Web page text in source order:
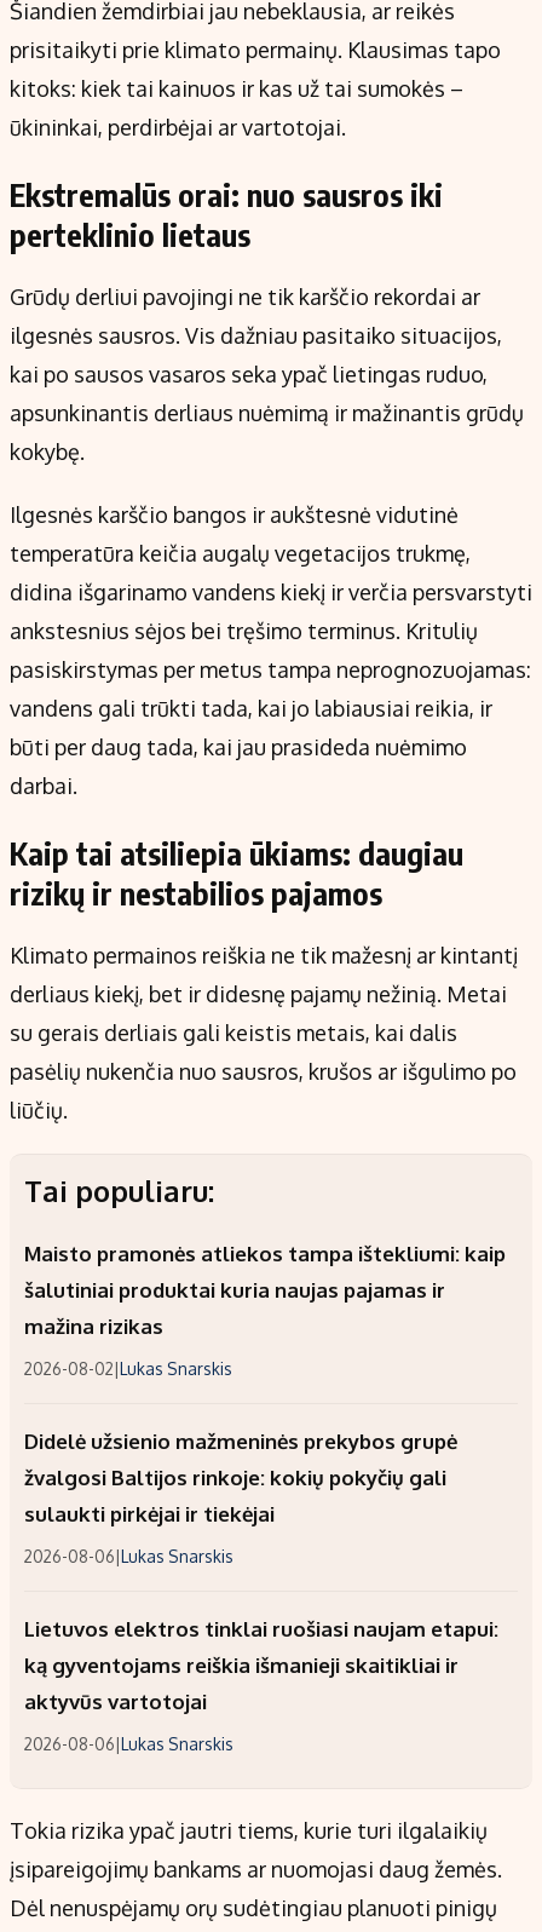
Šiandien žemdirbiai jau nebeklausia, ar reikės
prisitaikyti prie klimato permainų. Klausimas tapo
kitoks: kiek tai kainuos ir kas už tai sumokės –
ūkininkai, perdirbėjai ar vartotojai.
Ekstremalūs orai: nuo sausros iki
perteklinio lietaus
Grūdų derliui pavojingi ne tik karščio rekordai ar
ilgesnės sausros. Vis dažniau pasitaiko situacijos,
kai po sausos vasaros seka ypač lietingas ruduo,
apsunkinantis derliaus nuėmimą ir mažinantis grūdų
kokybę.
Ilgesnės karščio bangos ir aukštesnė vidutinė
temperatūra keičia augalų vegetacijos trukmę,
didina išgarinamo vandens kiekį ir verčia persvarstyti
ankstesnius sėjos bei tręšimo terminus. Kritulių
pasiskirstymas per metus tampa neprognozuojamas:
vandens gali trūkti tada, kai jo labiausiai reikia, ir
būti per daug tada, kai jau prasideda nuėmimo
darbai.
Kaip tai atsiliepia ūkiams: daugiau
rizikų ir nestabilios pajamos
Klimato permainos reiškia ne tik mažesnį ar kintantį
derliaus kiekį, bet ir didesnę pajamų nežinią. Metai
su gerais derliais gali keistis metais, kai dalis
pasėlių nukenčia nuo sausros, krušos ar išgulimo po
liūčių.
Tai populiaru:
Maisto pramonės atliekos tampa ištekliumi: kaip
šalutiniai produktai kuria naujas pajamas ir
mažina rizikas
2026-08-02 Lukas Snarskis
Didelė užsienio mažmeninės prekybos grupė
žvalgosi Baltijos rinkoje: kokių pokyčių gali
sulaukti pirkėjai ir tiekėjai
2026-08-06 Lukas Snarskis
Lietuvos elektros tinklai ruošiasi naujam etapui:
ką gyventojams reiškia išmanieji skaitikliai ir
aktyvūs vartotojai
2026-08-06 Lukas Snarskis
Tokia rizika ypač jautri tiems, kurie turi ilgalaikių
įsipareigojimų bankams ar nuomojasi daug žemės.
Dėl nenuspėjamų orų sudėtingiau planuoti pinigų